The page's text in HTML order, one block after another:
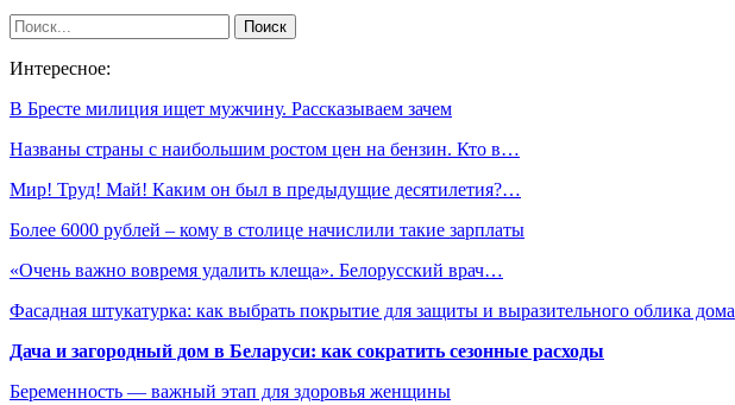
Интересное:
В Бресте милиция ищет мужчину. Рассказываем зачем
Названы страны с наибольшим ростом цен на бензин. Кто в…
Мир! Труд! Май! Каким он был в предыдущие десятилетия?…
Более 6000 рублей – кому в столице начислили такие зарплаты
«Очень важно вовремя удалить клеща». Белорусский врач…
Фасадная штукатурка: как выбрать покрытие для защиты и выразительного облика дома
Дача и загородный дом в Беларуси: как сократить сезонные расходы
Беременность — важный этап для здоровья женщины